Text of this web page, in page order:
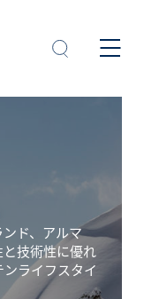
ド、アルマ
技術性に優れ
ライフスタイ